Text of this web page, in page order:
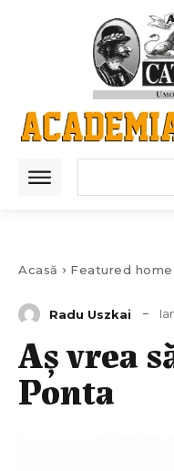
Acasă Featured home
Radu Uszkai
Aș vrea
Ponta